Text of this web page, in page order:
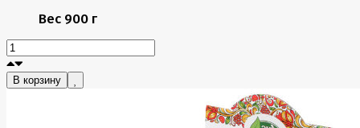
Вес 900 г
В корзину